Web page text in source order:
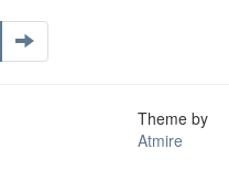
Theme by
Atmire